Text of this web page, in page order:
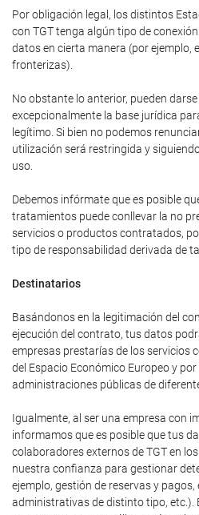
Por obligación legal, los distintos
con TGT tenga algún tipo de
datos en cierta manera (por ejemplo,
fronterizas).
No obstante lo anterior, pueden
excepcionalmente la base jurídica
legítimo. Si bien no podemos
utilización será restringida y
uso.
Debemos infórmate que es posible
tratamientos puede conllevar la no
servicios o productos contratados,
tipo de responsabilidad derivada de
Destinatarios
Basándonos en la legitimación del
ejecución del contrato, tus datos
empresas prestarías de los servicios
del Espacio Económico Europeo y
administraciones públicas de
Igualmente, al ser una empresa con
informamos que es posible que tus
colaboradores externos de TGT en
nuestra confianza para gestionar
ejemplo, gestión de reservas y
administrativas de distinto tipo, etc.).